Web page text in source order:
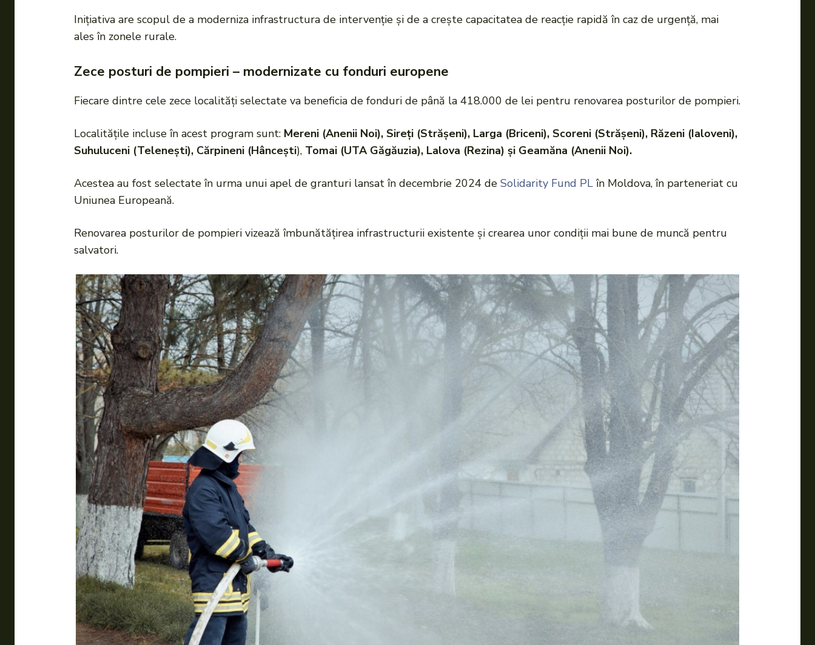
Inițiativa are scopul de a moderniza infrastructura de intervenție și de a crește capacitatea de reacție rapidă în caz de urgență, mai
ales în zonele rurale.
Zece posturi de pompieri – modernizate cu fonduri europene
Fiecare dintre cele zece localități selectate va beneficia de fonduri de până la 418.000 de lei pentru renovarea posturilor de pompieri.
Localitățile incluse în acest program sunt: Mereni (Anenii Noi), Sireți (Strășeni), Larga (Briceni), Scoreni (Strășeni), Răzeni (Ialoveni),
Suhuluceni (Telenești), Cărpineni (Hâncești), Tomai (UTA Găgăuzia), Lalova (Rezina) și Geamăna (Anenii Noi).
Acestea au fost selectate în urma unui apel de granturi lansat în decembrie 2024 de Solidarity Fund PL în Moldova, în parteneriat cu
Uniunea Europeană.
Renovarea posturilor de pompieri vizează îmbunătățirea infrastructurii existente și crearea unor condiții mai bune de muncă pentru
salvatori.